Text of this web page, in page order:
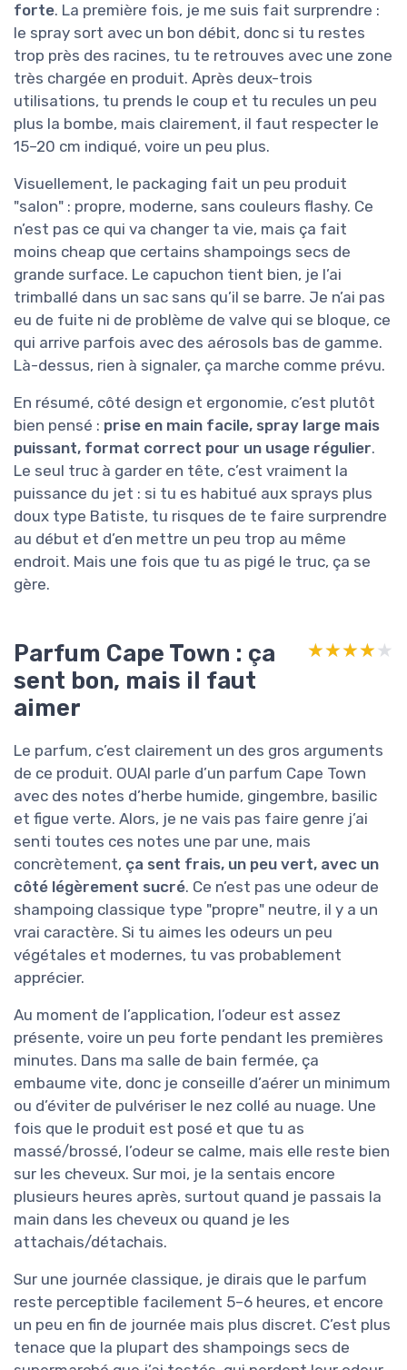
forte. La première fois, je me suis fait surprendre :
le spray sort avec un bon débit, donc si tu restes
trop près des racines, tu te retrouves avec une zone
très chargée en produit. Après deux-trois
utilisations, tu prends le coup et tu recules un peu
plus la bombe, mais clairement, il faut respecter le
15–20 cm indiqué, voire un peu plus.
Visuellement, le packaging fait un peu produit
"salon" : propre, moderne, sans couleurs flashy. Ce
n’est pas ce qui va changer ta vie, mais ça fait
moins cheap que certains shampoings secs de
grande surface. Le capuchon tient bien, je l’ai
trimballé dans un sac sans qu’il se barre. Je n’ai pas
eu de fuite ni de problème de valve qui se bloque, ce
qui arrive parfois avec des aérosols bas de gamme.
Là-dessus, rien à signaler, ça marche comme prévu.
En résumé, côté design et ergonomie, c’est plutôt
bien pensé : prise en main facile, spray large mais
puissant, format correct pour un usage régulier.
Le seul truc à garder en tête, c’est vraiment la
puissance du jet : si tu es habitué aux sprays plus
doux type Batiste, tu risques de te faire surprendre
au début et d’en mettre un peu trop au même
endroit. Mais une fois que tu as pigé le truc, ça se
gère.
Parfum Cape Town : ça
sent bon, mais il faut
aimer
★★★★★
★★★★★
Le parfum, c’est clairement un des gros arguments
de ce produit. OUAI parle d’un parfum Cape Town
avec des notes d’herbe humide, gingembre, basilic
et figue verte. Alors, je ne vais pas faire genre j’ai
senti toutes ces notes une par une, mais
concrètement, ça sent frais, un peu vert, avec un
côté légèrement sucré. Ce n’est pas une odeur de
shampoing classique type "propre" neutre, il y a un
vrai caractère. Si tu aimes les odeurs un peu
végétales et modernes, tu vas probablement
apprécier.
Au moment de l’application, l’odeur est assez
présente, voire un peu forte pendant les premières
minutes. Dans ma salle de bain fermée, ça
embaume vite, donc je conseille d’aérer un minimum
ou d’éviter de pulvériser le nez collé au nuage. Une
fois que le produit est posé et que tu as
massé/brossé, l’odeur se calme, mais elle reste bien
sur les cheveux. Sur moi, je la sentais encore
plusieurs heures après, surtout quand je passais la
main dans les cheveux ou quand je les
attachais/détachais.
Sur une journée classique, je dirais que le parfum
reste perceptible facilement 5–6 heures, et encore
un peu en fin de journée mais plus discret. C’est plus
tenace que la plupart des shampoings secs de